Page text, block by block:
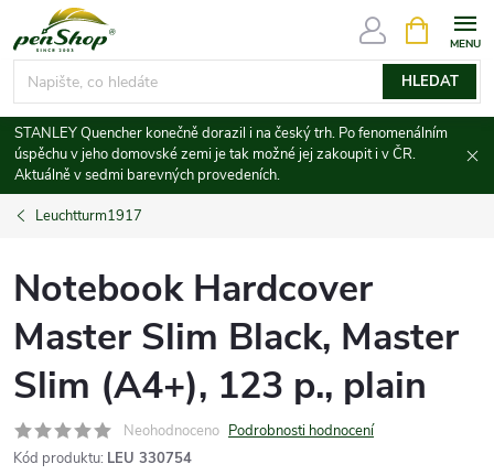
na
obsah
HLEDAT
NÁKUPNÍ
KOŠÍK
STANLEY Quencher konečně dorazil i na český trh. Po fenomenálním
úspěchu v jeho domovské zemi je tak možné jej zakoupit i v ČR.
Aktuálně v sedmi barevných provedeních.
Leuchtturm1917
Notebook Hardcover
Master Slim Black, Master
Slim (A4+), 123 p., plain
Neohodnoceno Podrobnosti hodnocení
Kód produktu: LEU 330754